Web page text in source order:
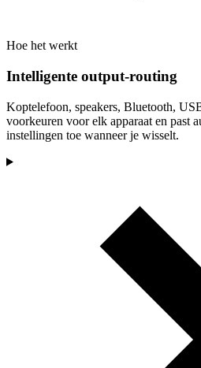
Hoe het werkt
Intelligente output-routing
Koptelefoon, speakers, Bluetooth,
voorkeuren voor elk apparaat en past
instellingen toe wanneer je wisselt.